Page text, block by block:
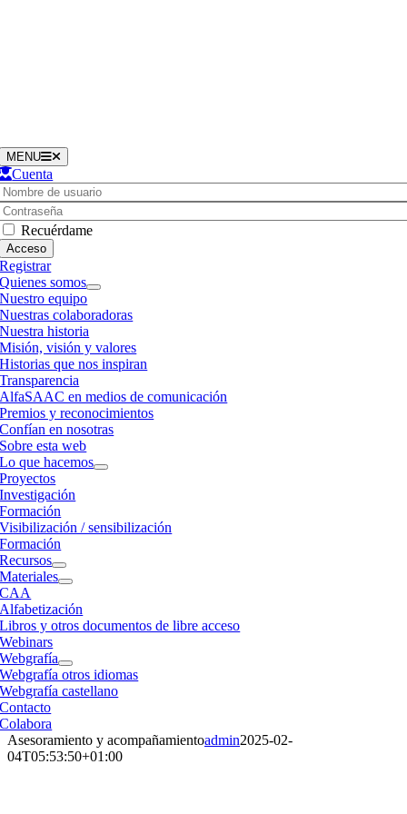
MENU
Cuenta
Recuérdame
Registrar
Quienes somos
Nuestro equipo
Nuestras colaboradoras
Nuestra historia
Misión, visión y valores
Historias que nos inspiran
Transparencia
AlfaSAAC en medios de comunicación
Premios y reconocimientos
Confían en nosotras
Sobre esta web
Lo que hacemos
Proyectos
Investigación
Formación
Visibilización / sensibilización
Formación
Recursos
Materiales
CAA
Alfabetización
Libros y otros documentos de libre acceso
Webinars
Webgrafía
Webgrafía otros idiomas
Webgrafía castellano
Contacto
Colabora
Asesoramiento y acompañamientoadmin2025-02-
04T05:53:50+01:00